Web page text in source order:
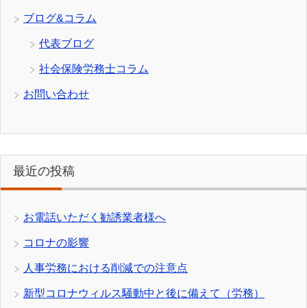
ブログ&コラム
代表ブログ
社会保険労務士コラム
お問い合わせ
最近の投稿
お電話いただく勧誘業者様へ
コロナの影響
人事労務における削減での注意点
新型コロナウィルス騒動中と後に備えて（労務）